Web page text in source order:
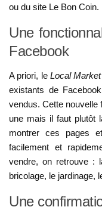
ou du site Le Bon Coin.
Une
Facebook
A priori, leLocal Market
existants de
vendus. Cette nouvelle
une mais il faut plutôt
montrer ces pages
facilement et
vendre, on retrouve :
bricolage, le jardinage,
Une